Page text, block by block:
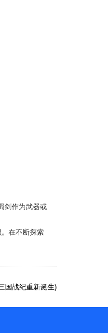
剑作为武器或
在不断探索
国战纪重新诞生)